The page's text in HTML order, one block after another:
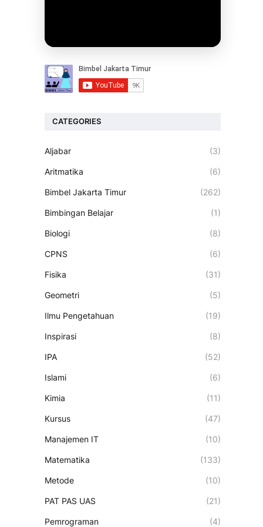
CATEGORIES
Aljabar (3)
Aritmatika (6)
Bimbel Jakarta Timur (262)
Bimbingan Belajar (1)
Biologi (8)
CPNS (6)
Fisika (31)
Geometri (5)
Ilmu Pengetahuan (19)
Inspirasi (8)
IPA (52)
Islami (6)
Kimia (11)
Kursus (47)
Manajemen IT (10)
Matematika (133)
Metode (10)
PAT PAS UAS (21)
Pemrograman (4)